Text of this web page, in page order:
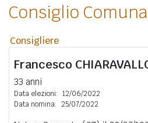
Consiglio
Consigliere
Francesco
33 anni
Data elezioni: 12/06/2022
Data nomina: 25/07/2022